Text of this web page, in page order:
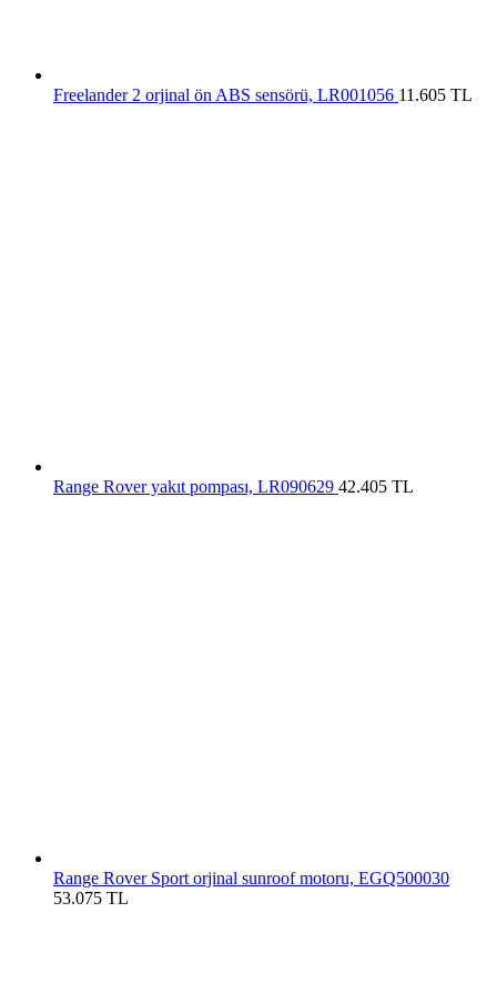
Freelander 2 orjinal ön ABS sensörü, LR001056 11.605 TL
Range Rover yakıt pompası, LR090629 42.405 TL
Range Rover Sport orjinal sunroof motoru, EGQ500030
53.075 TL